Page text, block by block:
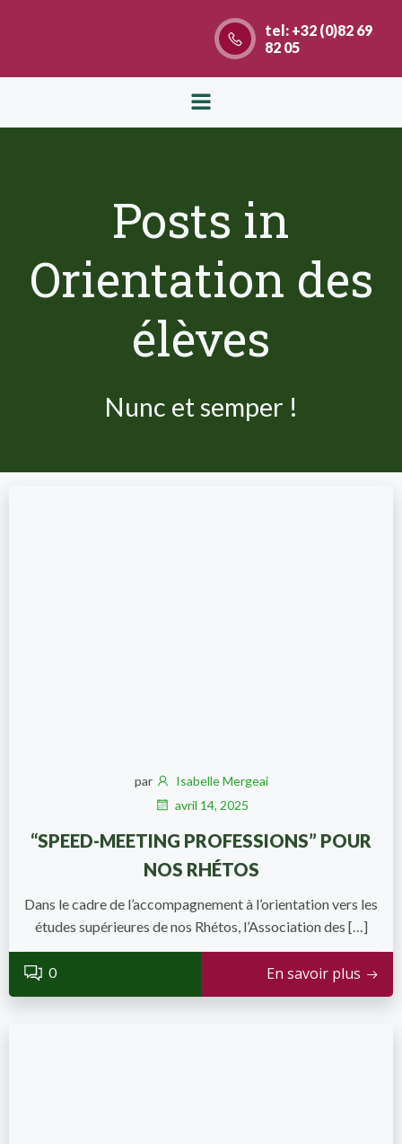
contenu
tel: +32 (0)82 69
82 05
Posts in
Orientation des
élèves
Nunc et semper !
par
Isabelle Mergeai
avril 14, 2025
“SPEED-MEETING PROFESSIONS” POUR
NOS RHÉTOS
Dans le cadre de l’accompagnement à l’orientation vers les
études supérieures de nos Rhétos, l’Association des […]
0 En savoir plus